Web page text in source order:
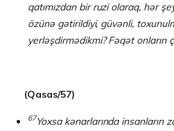
qatımızdan bir ruzi olaraq, hər
özünə gətirildiyi, güvənli,
yerləş­dir­mə­dik­mi? Fəqət onların
(Qasas/57)
67Yoxsa kənarlarında insanların